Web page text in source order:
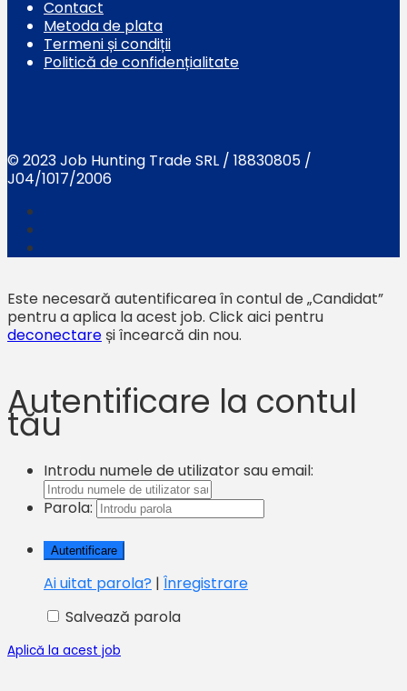
Contact
Metoda de plata
Termeni și condiții
Politică de confidențialitate
© 2023 Job Hunting Trade SRL / 18830805 /
J04/1017/2006
Este necesară autentificarea în contul de „Candidat”
pentru a aplica la acest job. Click aici pentru
deconectare și încearcă din nou.
Autentificare la contul
tău
Introdu numele de utilizator sau email:
Parola:
Ai uitat parola? | Înregistrare
Salvează parola
Aplică la acest job